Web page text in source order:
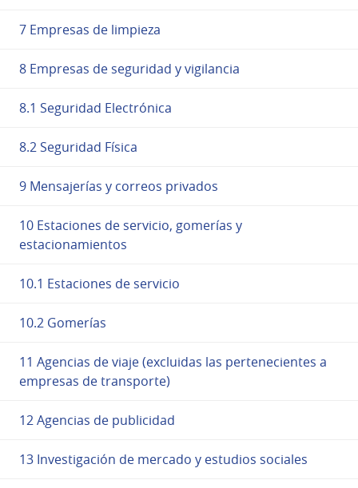
7 Empresas de limpieza
8 Empresas de seguridad y vigilancia
8.1 Seguridad Electrónica
8.2 Seguridad Física
9 Mensajerías y correos privados
10 Estaciones de servicio, gomerías y
estacionamientos
10.1 Estaciones de servicio
10.2 Gomerías
11 Agencias de viaje (excluidas las pertenecientes a
empresas de transporte)
12 Agencias de publicidad
13 Investigación de mercado y estudios sociales